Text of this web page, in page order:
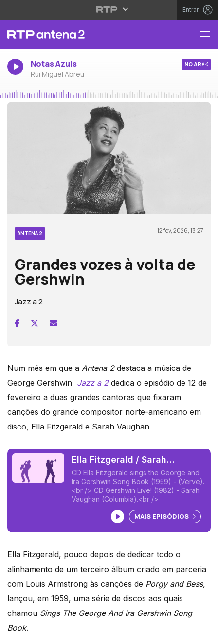
Entrar
Notas Azuis
Rui Miguel Abreu
NO AR
ANTENA 2 12 fev, 2026, 13:27
Grandes vozes à volta de
Gershwin
Jazz a 2
Num mês em que a Antena 2destaca a música de
George Gershwin, Jazz a 2dedica o episódio de 12 de
fevereiro a duas grandes cantoras que fixaram
canções do grande compositor norte-americano em
disco, Ella Fitzgerald e Sarah Vaughan
Ella Fitzgerald / Sarah
Vaughan
CD Ella Fitzgerald sings the George and
Ira Gershwin Song Book (1959) - (Verve).
<br /> CD Gershwin Live! (1982) - Sarah
Vaughan (Columbia).<br />
Ouvir podcast
MAIS EPISÓDIOS
Ella Fitzgerald, pouco depois de dedicar todo o
alinhamento de um terceiro álbum criado em parceria
com Louis Armstrong às canções de Porgy and Bess,
lançou, em 1959, uma série de discos aos quais
chamou Sings The George And Ira Gershwin Song
Book.